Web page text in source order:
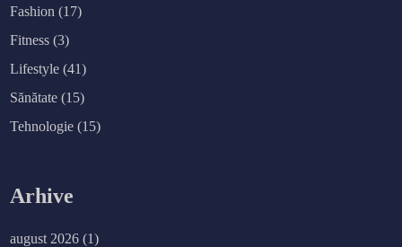
Fashion (17)
Fitness (3)
Lifestyle (41)
Sănătate (15)
Tehnologie (15)
Arhive
august 2026 (1)